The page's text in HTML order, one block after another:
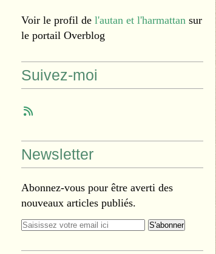
Voir le profil de l'autan et l'harmattan sur
le portail Overblog
Suivez-moi
Newsletter
Abonnez-vous pour être averti des
nouveaux articles publiés.